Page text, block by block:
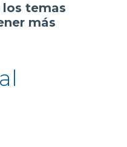
los temas
más